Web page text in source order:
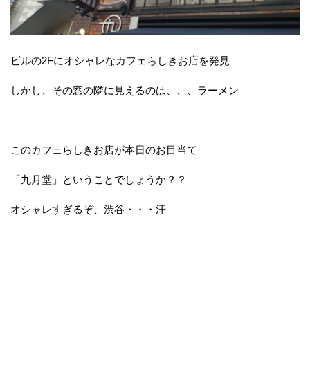
ビルの2Fにオシャレなカフェらしきお店を発見
しかし、その窓の隣に見えるのは、、、ラーメン
このカフェらしきお店が本日のお目当て
「九月堂」ということでしょうか？？
オシャレすぎるぞ、渋谷・・・汗